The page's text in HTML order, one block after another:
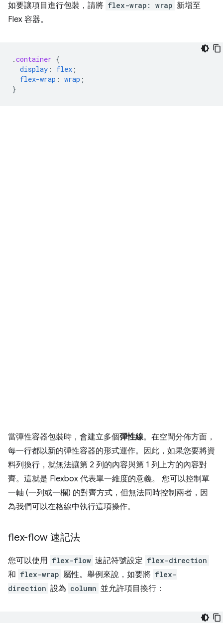
如要讓項目進行包裝，請將 flex-wrap: wrap 新增至
Flex 容器。
.container {
display : flex ;
flex-wrap : wrap ;
}
當彈性容器包裝時，會建立多個彈性線。在空間分佈方面，
每一行都以新的彈性容器的形式運作。因此，如果您要將資
料列換行，就無法讓第 2 列的內容與第 1 列上方的內容對
齊。這就是 Flexbox 代表單一維度的意義。 您可以控制單
一軸 (一列或一欄) 的對齊方式，但無法同時控制兩者，因
為我們可以在格線中執行這項操作。
flex-flow 速記法
您可以使用 flex-flow 速記符號設定 flex-direction
和 flex-wrap 屬性。舉例來說，如要將 flex-
direction 設為 column 並允許項目換行：